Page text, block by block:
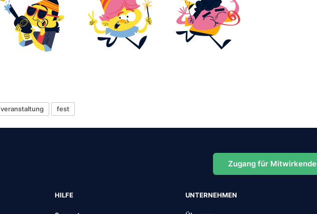
veranstaltung fest
Zugang für Mitwirkende
HILFE UNTERNEHMEN